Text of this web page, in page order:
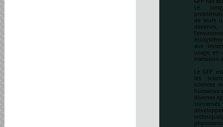
Le
de leurs
devenirs,
aux
usage, en
transition
Le GFP
les
sciences
humaines
diverses